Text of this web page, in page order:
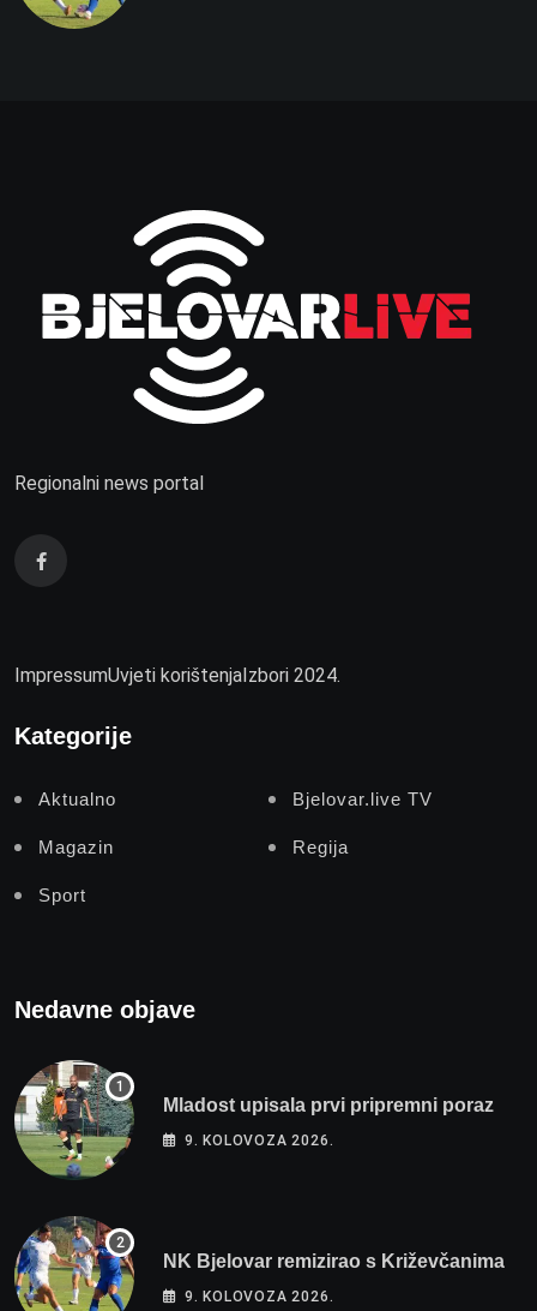
Regionalni news portal
ImpressumUvjeti korištenja Izbori 2024.
Kategorije
Aktualno Bjelovar.live TV
Magazin Regija
Sport
Nedavne objave
Mladost upisala prvi pripremni poraz
9. KOLOVOZA 2026.
NK Bjelovar remizirao s Križevčanima
9. KOLOVOZA 2026.